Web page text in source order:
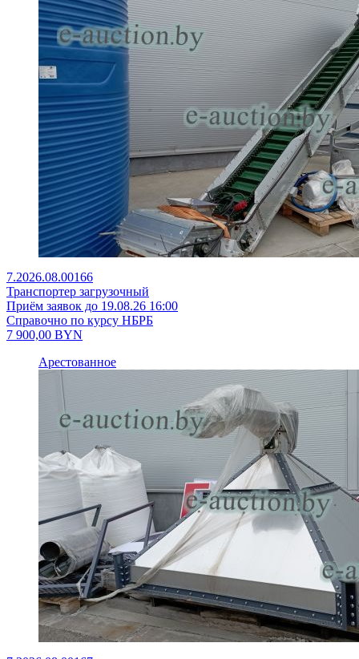
7.2026.08.00166
Транспортер загрузочный
Приём заявок до 19.08.26 16:00
Справочно по курсу НБРБ
7 900,00 BYN
Арестованное